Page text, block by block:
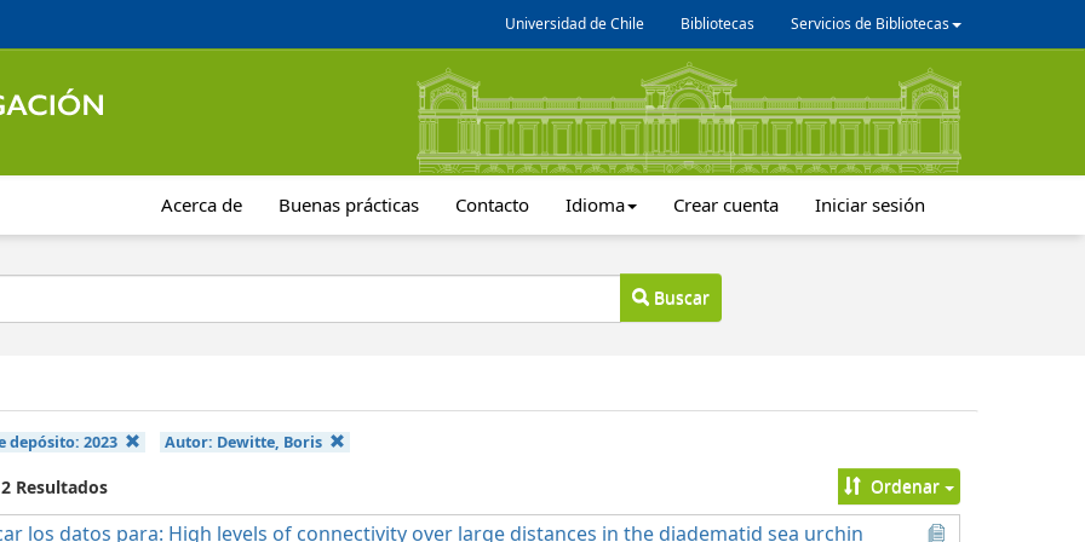
Universidad de Chile Bibliotecas Servicios de Bibliotecas
Acerca de Buenas prácticas Contacto Idioma Crear cuenta Iniciar sesión
Buscar
depósito: 2023 Autor: Dewitte, Boris
Resultados Ordenar
los datos para: High levels of connectivity over large distances in the diadematid sea urchin